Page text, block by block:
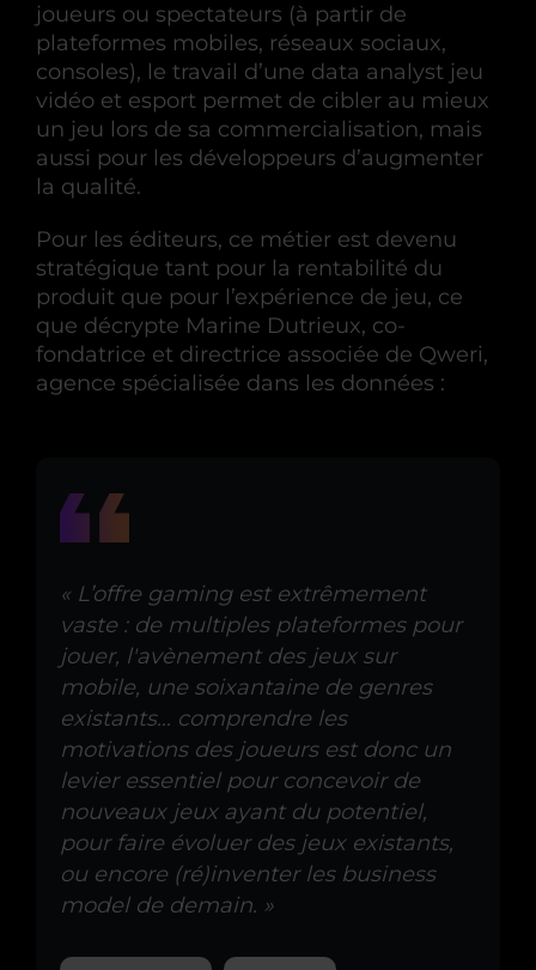
joueurs ou spectateurs (à partir de
plateformes mobiles, réseaux sociaux,
consoles), le travail d’une data analyst jeu
vidéo et esport permet de cibler au mieux
un jeu lors de sa commercialisation, mais
aussi pour les développeurs d’augmenter
la qualité.
Pour les éditeurs, ce métier est devenu
stratégique tant pour la rentabilité du
produit que pour l’expérience de jeu, ce
que décrypte Marine Dutrieux, co-
fondatrice et directrice associée de Qweri,
agence spécialisée dans les données :
« L’offre gaming est extrêmement
vaste : de multiples plateformes pour
jouer, l'avènement des jeux sur
mobile, une soixantaine de genres
existants… comprendre les
motivations des joueurs est donc un
levier essentiel pour concevoir de
nouveaux jeux ayant du potentiel,
pour faire évoluer des jeux existants,
ou encore (ré)inventer les business
model de demain. »